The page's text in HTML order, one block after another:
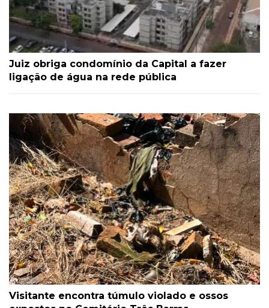
Juiz obriga condomínio da Capital a fazer
ligação de água na rede pública
Visitante encontra túmulo violado e ossos